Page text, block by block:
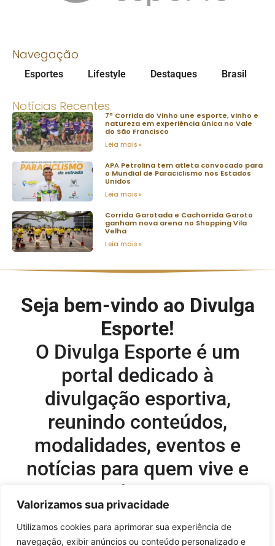
Valorizamos sua privacidade
Utilizamos cookies para aprimorar sua experiência de
navegação, exibir anúncios ou conteúdo personalizado e
Navegação
Esportes Lifestyle Destaques Brasil
Notícias Recentes
7ª Corrida do Vinho une esporte, vinho e
natureza em experiência única no Vale
do São Francisco
Leia mais »
APA Petrolina tem atleta convocado para
o Mundial de Paraciclismo nos Estados
Unidos
Leia mais »
Corrida Garotada e Cachorrida Garoto
ganham nova arena no Shopping Vila
Velha
Leia mais »
Seja bem-vindo ao Divulga
Esporte!
O Divulga Esporte é um
portal dedicado à
divulgação esportiva,
reunindo conteúdos,
modalidades, eventos e
notícias para quem vive e
acompanha o esporte.